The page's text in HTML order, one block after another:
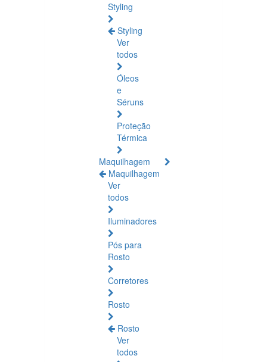
Styling
Styling
Ver
todos
Óleos
e
Séruns
Proteção
Térmica
Maquilhagem
Maquilhagem
Ver
todos
Iluminadores
Pós para
Rosto
Corretores
Rosto
Rosto
Ver
todos